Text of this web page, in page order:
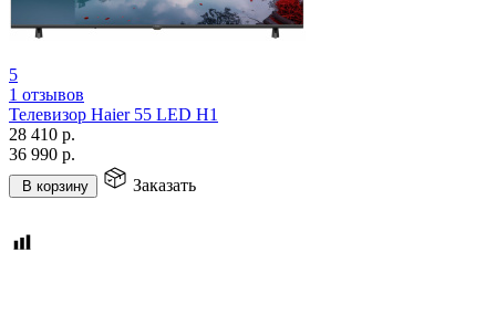
5
1 отзывов
Телевизор Haier 55 LED H1
28 410 р.
36 990 р.
В корзину Заказать